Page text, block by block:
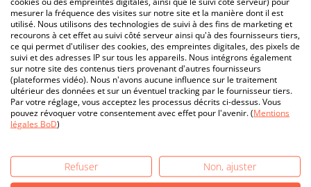
mesurer la fréquence des visites sur notre site et la manière dont il est
utilisé. Nous utilisons des technologies de suivi à des fins de marketing et
recourons à cet effet au suivi côté serveur ainsi qu'à des fournisseurs tiers,
ce qui permet d'utiliser des cookies, des empreintes digitales, des pixels de
suivi et des adresses IP sur tous les appareils. Nous intégrons également
sur notre site des contenus tiers provenant d'autres fournisseurs
(plateformes vidéo). Nous n'avons aucune influence sur le traitement
ultérieur des données et sur un éventuel tracking par le fournisseur tiers.
Par votre réglage, vous acceptez les processus décrits ci-dessus. Vous
pouvez révoquer votre consentement avec effet pour l'avenir. (Mentions
légales BoD)
Refuser
Non, ajuster